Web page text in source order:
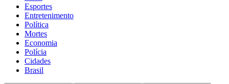
Esportes
Entretenimento
Política
Mortes
Economia
Polícia
Cidades
Brasil